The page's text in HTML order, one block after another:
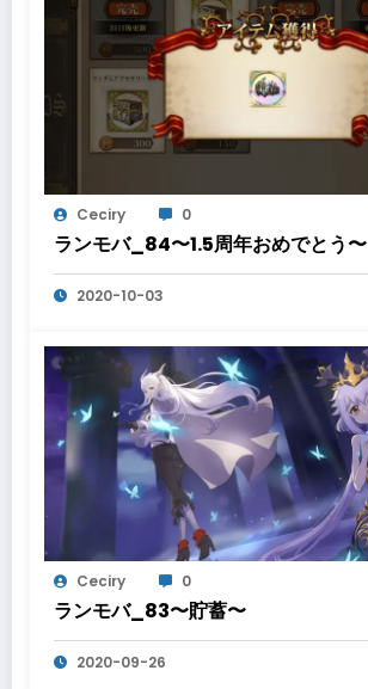
Ceciry 0
ランモバ_84〜1.5周年おめでとう〜
2020-10-03
Ceciry 0
ランモバ_83〜貯蓄〜
2020-09-26